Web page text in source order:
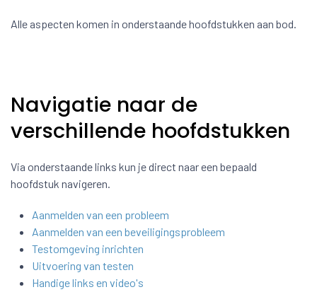
Alle aspecten komen in onderstaande hoofdstukken aan bod.
Navigatie naar de
verschillende hoofdstukken
Via onderstaande links kun je direct naar een bepaald
hoofdstuk navigeren.
Aanmelden van een probleem
Aanmelden van een beveiligingsprobleem
Testomgeving inrichten
Uitvoering van testen
Handige links en video's